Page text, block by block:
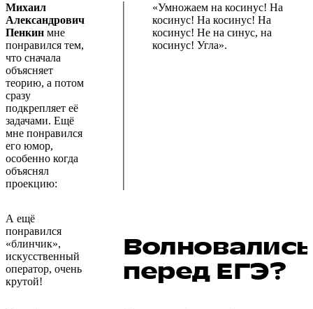
Михаил
Александрович
Пенкин мне
понравился тем,
что сначала
объясняет
теорию, а потом
сразу
подкрепляет её
задачами. Ещё
мне понравился
его юмор,
особенно когда
объяснял
проекцию:
«Умножаем на косинус! На
косинус! На косинус! На
косинус! Не на синус, на
косинус! Угла».
А ещё
понравился
«блинчик»,
искусственный
оператор, очень
крутой!
Волновались
перед ЕГЭ?